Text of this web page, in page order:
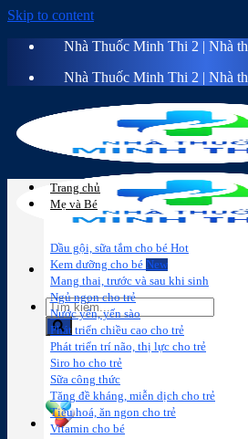
Skip to content
Nhà Thuốc Minh Thi 2 | Nhà
Nhà Thuốc Minh Thi 2 | Nhà
Sữa công
thức
Trang chủ
Mẹ và Bé
Dầu gội, sữa tắm cho bé
Kem dưỡng cho bé
Mang thai, trước và sau khi sinh
Ngủ ngon cho trẻ
Nước yến, yến sào
Phát triển chiều cao cho trẻ
Phát triển trí não, thị lực cho trẻ
Siro ho cho trẻ
Sữa công thức
Tăng đề kháng, miễn dịch cho trẻ
Tiêu hoá, ăn ngon cho trẻ
Vitamin cho bé